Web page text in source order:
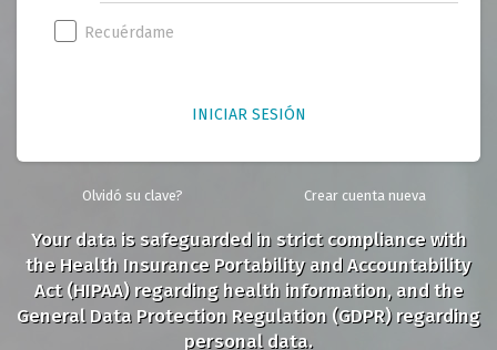
Recuérdame
INICIAR SESIÓN
Olvidó su clave? Crear cuenta nueva
Your data is safeguarded in strict compliance with
the Health Insurance Portability and Accountability
Act (HIPAA) regarding health information, and the
General Data Protection Regulation (GDPR) regarding
personal data.